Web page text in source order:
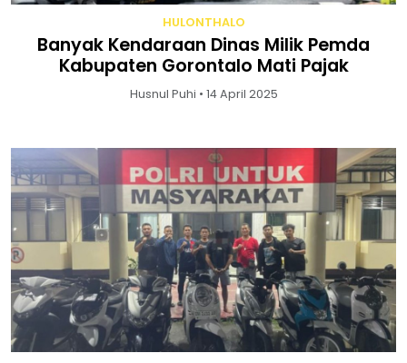
HULONTHALO
Banyak Kendaraan Dinas Milik Pemda
Kabupaten Gorontalo Mati Pajak
Husnul Puhi • 14 April 2025